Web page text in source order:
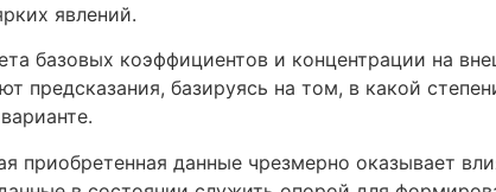
явлений.
базовых коэффициентов и концентрации на
базируясь на том, в какой
приобретенная данные чрезмерно оказывает